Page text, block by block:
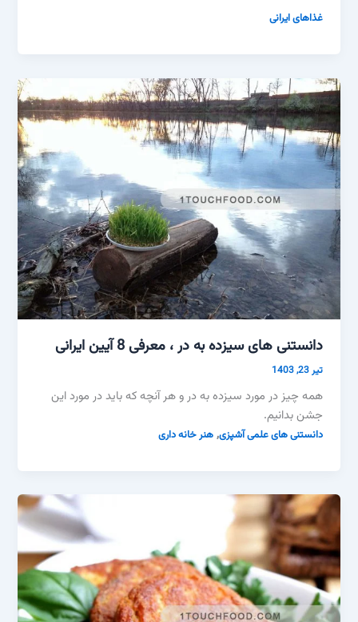
غذاهای ایرانی
دانستنی های سیزده به در ، معرفی 8 آیین ایرانی
تیر 23, 1403
همه چیز در مورد سیزده به در و هر آنچه که باید در مورد این
جشن بدانیم.
دانستنی های علمی آشپزی,هنر خانه داری